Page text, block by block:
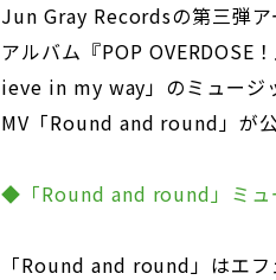
Jun Gray Recordsの第三弾
アルバム『POP OVERDOSE
ieve in my way」のミュージ
MV「Round and round」が公
◆「Round and round」ミュ
「Round and round」はエ